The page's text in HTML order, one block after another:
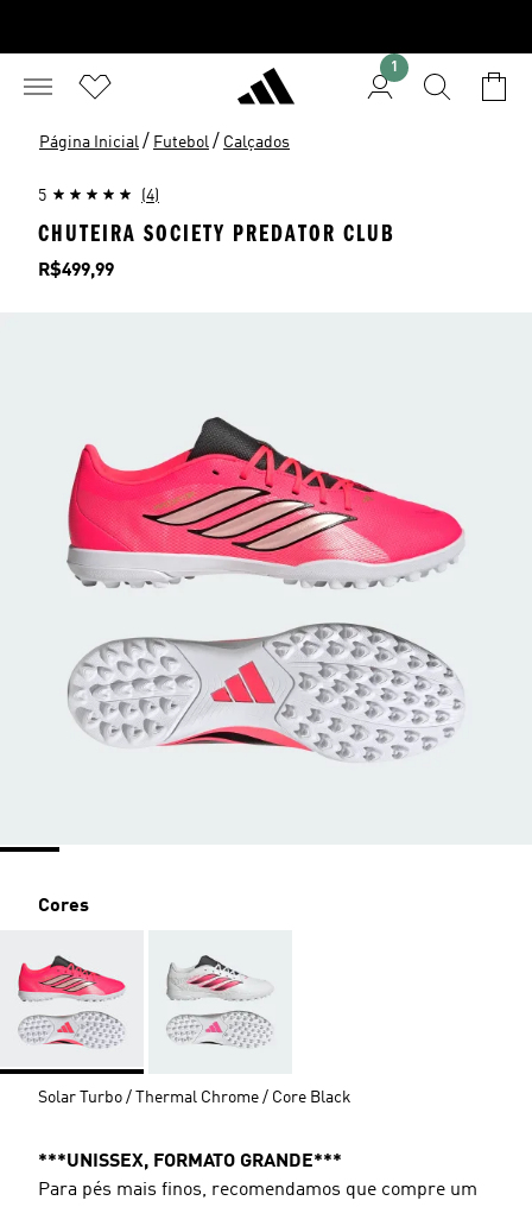
1
Página Inicial / Futebol / Calçados
5 (4)
CHUTEIRA SOCIETY PREDATOR CLUB
Preço
R$499,99
Cores
Solar Turbo / Thermal Chrome / Core Black
***UNISSEX, FORMATO GRANDE***
Para pés mais finos, recomendamos que compre um